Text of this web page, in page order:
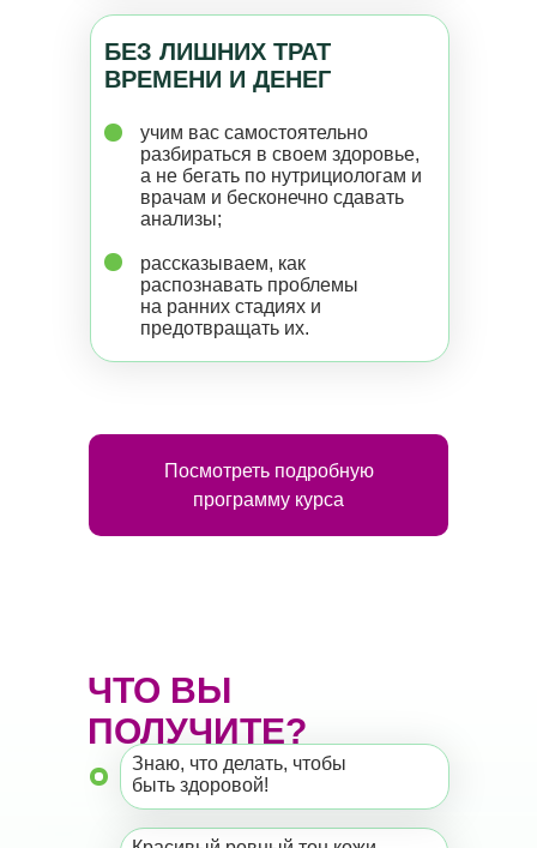
БЕЗ ЛИШНИХ ТРАТ
ВРЕМЕНИ И ДЕНЕГ
учим вас самостоятельно
разбираться в своем здоровье,
а не бегать по нутрициологам и
врачам и бесконечно сдавать
анализы;
рассказываем, как
распознавать проблемы
на ранних стадиях и
предотвращать их.
Посмотреть подробную
программу курса
ЧТО ВЫ
ПОЛУЧИТЕ?
Знаю, что делать, чтобы
быть здоровой!